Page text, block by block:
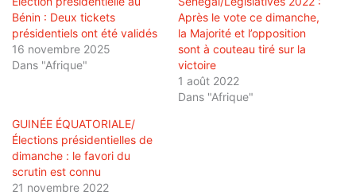
Bénin : Deux tickets
présidentiels ont été validés
16 novembre 2025
Dans "Afrique"
Après le vote ce dimanche,
la Majorité et l’opposition
sont à couteau tiré sur la
victoire
1 août 2022
Dans "Afrique"
GUINÉE ÉQUATORIALE/
Élections présidentielles de
dimanche : le favori du
scrutin est connu
21 novembre 2022